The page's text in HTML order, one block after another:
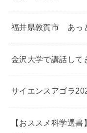
福井県敦賀市 あっ
金沢大学で講話して
サイエンスアゴラ
【おススメ科学選